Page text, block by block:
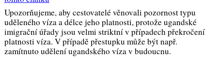
Upozorňujeme, aby cestovatelé věnovali pozornost typu
uděleného víza a délce jeho platnosti, protože ugandské
imigrační úřady jsou velmi striktní v případech překročení
platnosti víza. V případě přestupku může být např.
zamítnuto udělení ugandského víza v budoucnu.